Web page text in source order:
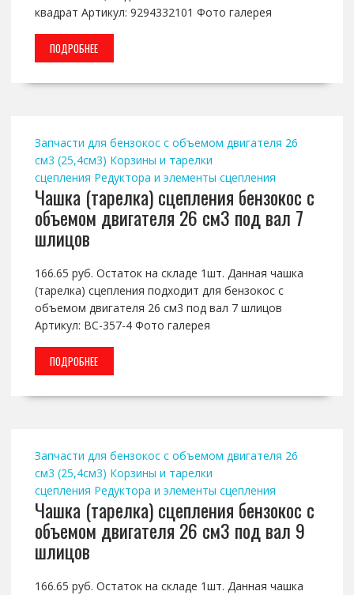
квадрат Артикул: 9294332101 Фото галерея
ПОДРОБНЕЕ
Запчасти для бензокос с объемом двигателя 26
см3 (25,4см3) Корзины и тарелки
сцепления Редуктора и элементы сцепления
Чашка (тарелка) сцепления бензокос с
объемом двигателя 26 см3 под вал 7
шлицов
166.65 руб. Остаток на складе 1шт. Данная чашка
(тарелка) сцепления подходит для бензокос с
объемом двигателя 26 см3 под вал 7 шлицов
Артикул: BC-357-4 Фото галерея
ПОДРОБНЕЕ
Запчасти для бензокос с объемом двигателя 26
см3 (25,4см3) Корзины и тарелки
сцепления Редуктора и элементы сцепления
Чашка (тарелка) сцепления бензокос с
объемом двигателя 26 см3 под вал 9
шлицов
166.65 руб. Остаток на складе 1шт. Данная чашка